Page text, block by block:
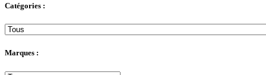
Catégories :
Marques :